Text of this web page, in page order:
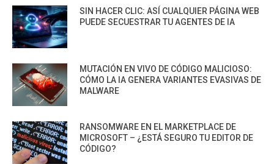
SIN HACER CLIC: ASÍ CUALQUIER PÁGINA WEB
PUEDE SECUESTRAR TU AGENTES DE IA
MUTACIÓN EN VIVO DE CÓDIGO MALICIOSO:
CÓMO LA IA GENERA VARIANTES EVASIVAS DE
MALWARE
RANSOMWARE EN EL MARKETPLACE DE
MICROSOFT – ¿ESTÁ SEGURO TU EDITOR DE
CÓDIGO?